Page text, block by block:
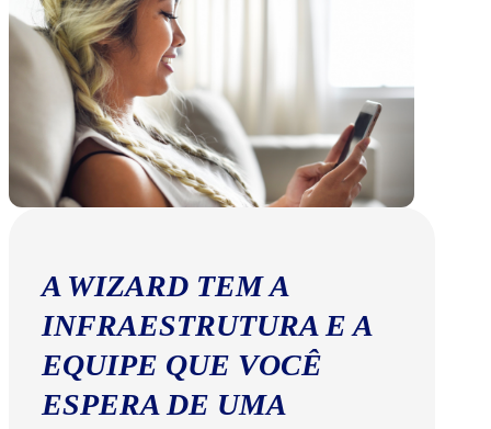
A WIZARD TEM A
INFRAESTRUTURA E A
EQUIPE QUE VOCÊ
ESPERA DE UMA